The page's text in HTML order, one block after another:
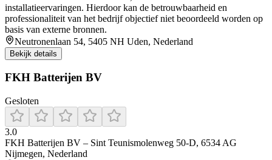
installatieervaringen. Hierdoor kan de betrouwbaarheid en
professionaliteit van het bedrijf objectief niet beoordeeld worden op
basis van externe bronnen.
Neutronenlaan 54, 5405 NH Uden, Nederland
Bekijk details
FKH Batterijen BV
Gesloten
3.0
FKH Batterijen BV – Sint Teunismolenweg 50-D, 6534 AG
Nijmegen, Nederland